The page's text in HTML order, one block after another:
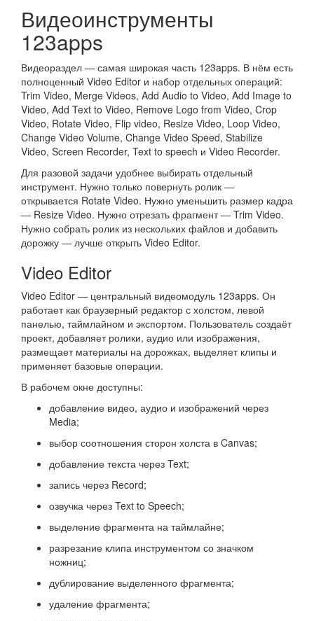
Видеоинструменты
123apps
Видеораздел — самая широкая часть 123apps. В нём есть
полноценный Video Editor и набор отдельных операций:
Trim Video, Merge Videos, Add Audio to Video, Add Image to
Video, Add Text to Video, Remove Logo from Video, Crop
Video, Rotate Video, Flip video, Resize Video, Loop Video,
Change Video Volume, Change Video Speed, Stabilize
Video, Screen Recorder, Text to speech и Video Recorder.
Для разовой задачи удобнее выбирать отдельный
инструмент. Нужно только повернуть ролик —
открывается Rotate Video. Нужно уменьшить размер кадра
— Resize Video. Нужно отрезать фрагмент — Trim Video.
Нужно собрать ролик из нескольких файлов и добавить
дорожку — лучше открыть Video Editor.
Video Editor
Video Editor — центральный видеомодуль 123apps. Он
работает как браузерный редактор с холстом, левой
панелью, таймлайном и экспортом. Пользователь создаёт
проект, добавляет ролики, аудио или изображения,
размещает материалы на дорожках, выделяет клипы и
применяет базовые операции.
В рабочем окне доступны:
добавление видео, аудио и изображений через
Media;
выбор соотношения сторон холста в Canvas;
добавление текста через Text;
запись через Record;
озвучка через Text to Speech;
выделение фрагмента на таймлайне;
разрезание клипа инструментом со значком
ножниц;
дублирование выделенного фрагмента;
удаление фрагмента;